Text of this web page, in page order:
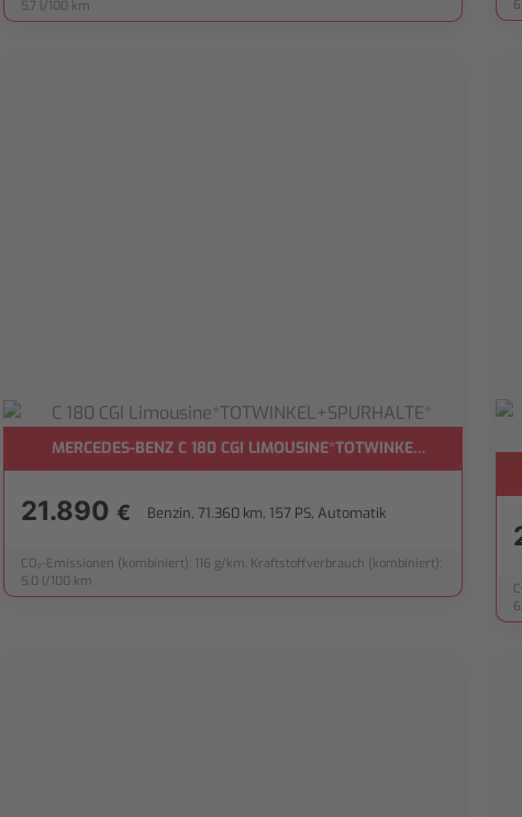
5,7 l/100 km
MERCEDES-BENZ C 180 CGI
21.890 € Benzin, 71.360 km, 157 PS, Automatik
CO₂-Emissionen (kombiniert): 116 g/km, Kraftstoffverbrauch (kombiniert):
5,0 l/100 km